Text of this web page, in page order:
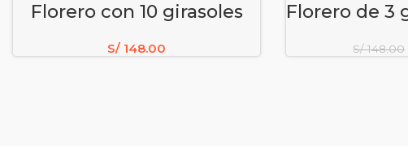
Florero con 10 girasoles
S/ 148.00 S/148.00